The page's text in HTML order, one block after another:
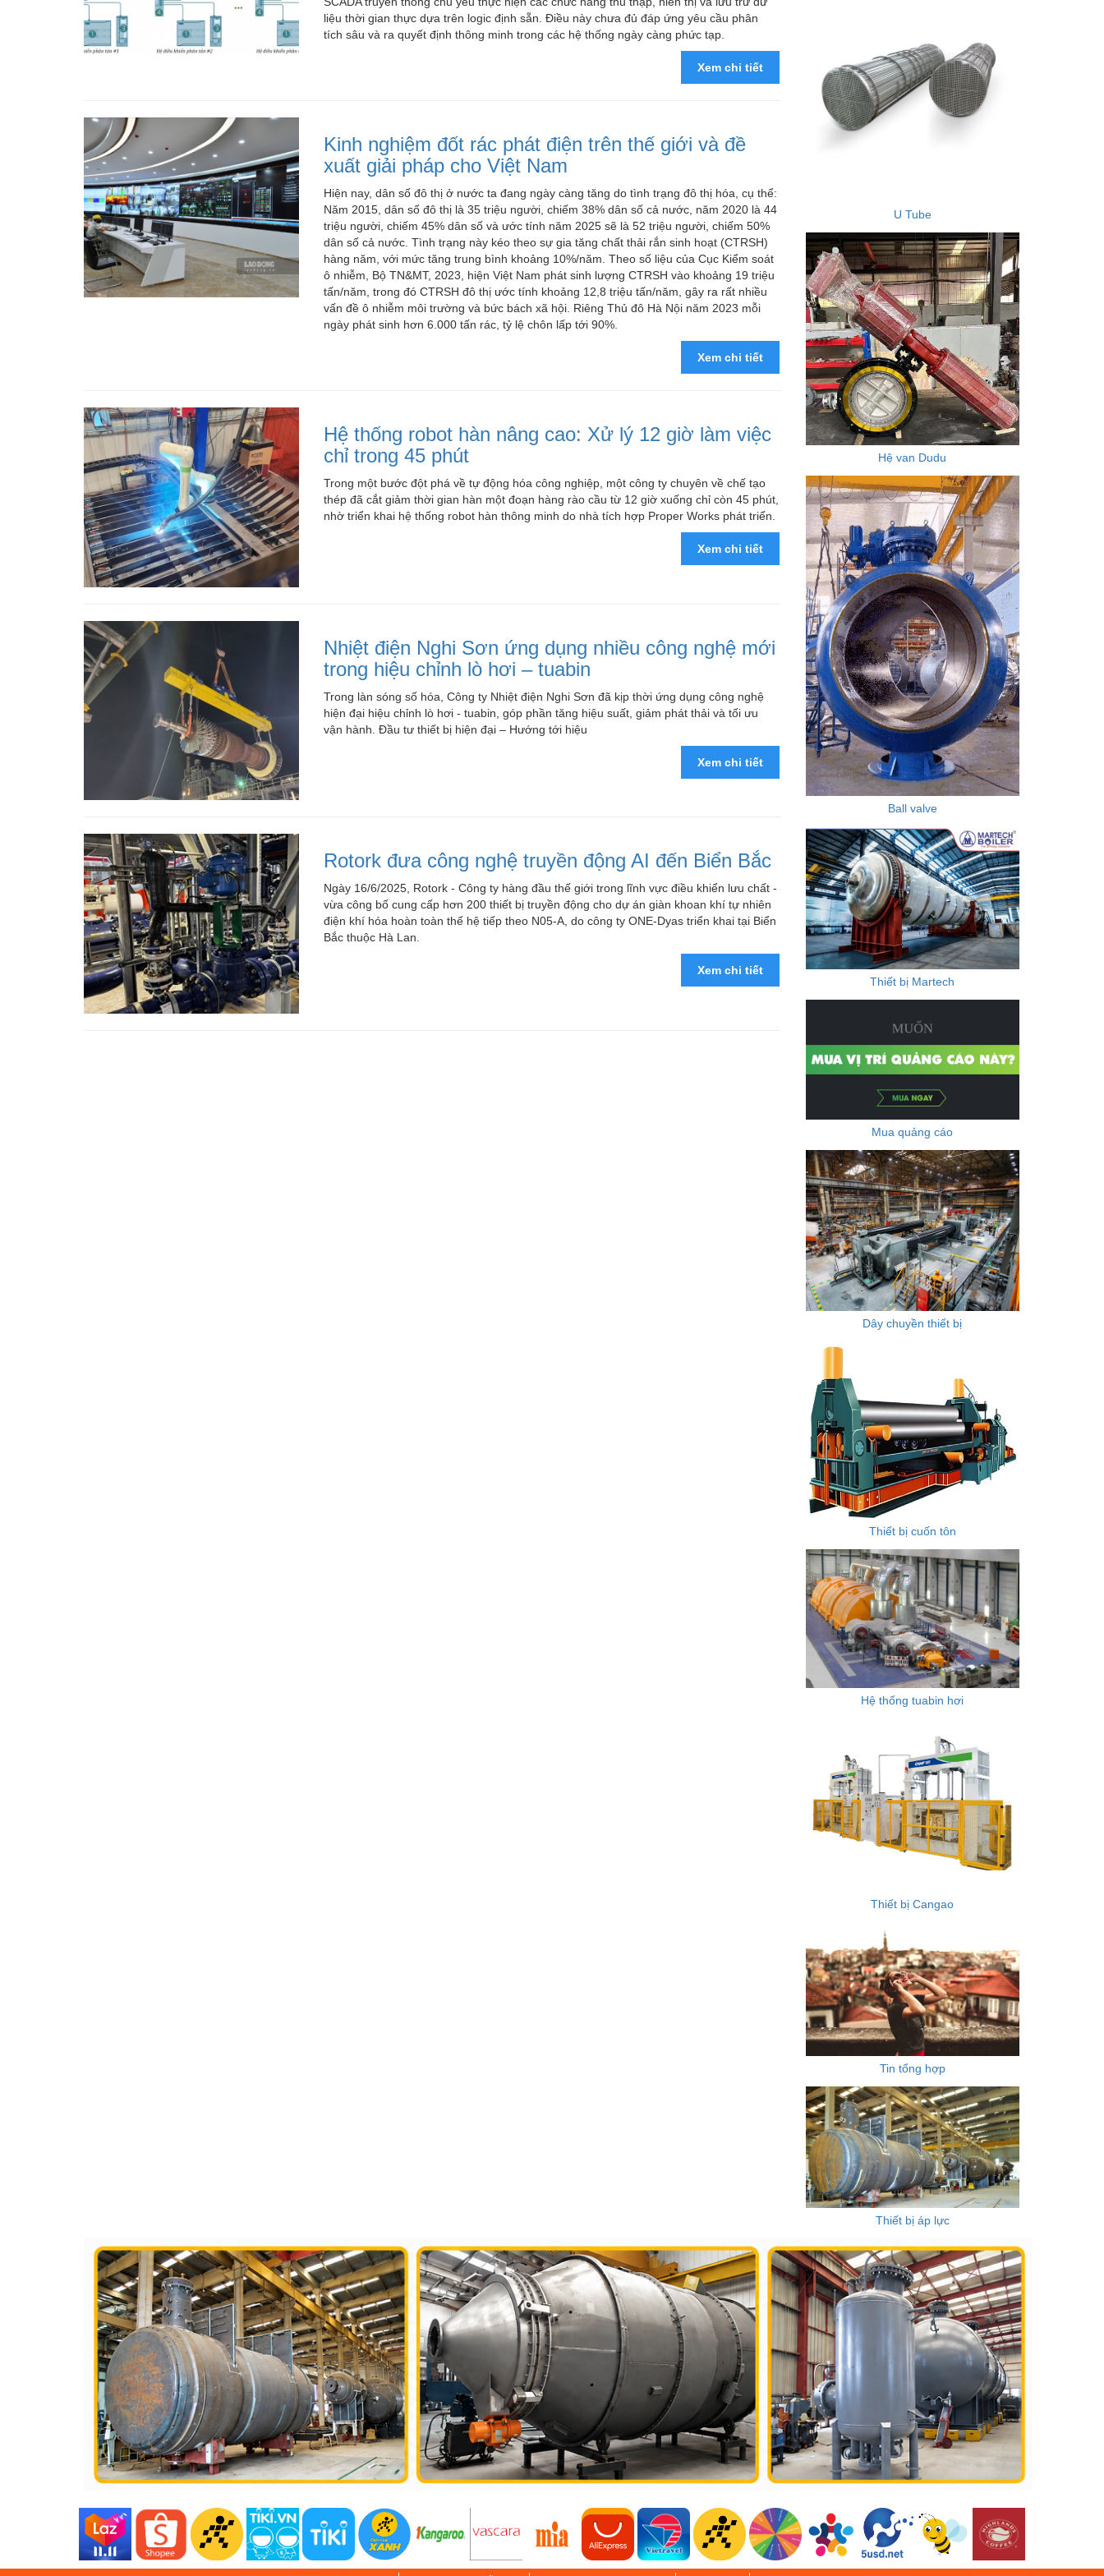
Linh kiện
Tìm đại lý phân phối
Tìm đại lý phân phối
Tìm đại lý phân phối chiết khấu cao
Dịch vụ bảo trì
Vật liệu xây dựng
Vật liệu xây dựng
Vật liệu xây dựng
Đồ cũ
Mua bán xe
Bất động sản
Bất động sản
Nhà đất
Cho thuê
liệu thời gian thực dựa trên logic định sẵn. Điều này chưa đủ đáp ứng yêu cầu phân
tích sâu và ra quyết định thông minh trong các hệ thống ngày càng phức tạp.
Xem chi tiết
Kinh nghiệm đốt rác phát điện trên thế giới và đề
xuất giải pháp cho Việt Nam
Hiện nay, dân số đô thị ở nước ta đang ngày càng tăng do tình trạng đô thị hóa, cụ thể:
Năm 2015, dân số đô thị là 35 triệu người, chiếm 38% dân số cả nước, năm 2020 là 44
triệu người, chiếm 45% dân số và ước tính năm 2025 sẽ là 52 triệu người, chiếm 50%
dân số cả nước. Tình trạng này kéo theo sự gia tăng chất thải rắn sinh hoạt (CTRSH)
hàng năm, với mức tăng trung bình khoảng 10%/năm. Theo số liệu của Cục Kiểm soát
ô nhiễm, Bộ TN&MT, 2023, hiện Việt Nam phát sinh lượng CTRSH vào khoảng 19 triệu
tấn/năm, trong đó CTRSH đô thị ước tính khoảng 12,8 triệu tấn/năm, gây ra rất nhiều
vấn đề ô nhiễm môi trường và bức bách xã hội. Riêng Thủ đô Hà Nội năm 2023 mỗi
ngày phát sinh hơn 6.000 tấn rác, tỷ lệ chôn lấp tới 90%.
Xem chi tiết
Hệ thống robot hàn nâng cao: Xử lý 12 giờ làm việc
chỉ trong 45 phút
Trong một bước đột phá về tự động hóa công nghiệp, một công ty chuyên về chế tạo
thép đã cắt giảm thời gian hàn một đoạn hàng rào cầu từ 12 giờ xuống chỉ còn 45 phút,
nhờ triển khai hệ thống robot hàn thông minh do nhà tích hợp Proper Works phát triển.
Xem chi tiết
Nhiệt điện Nghi Sơn ứng dụng nhiều công nghệ mới
trong hiệu chỉnh lò hơi – tuabin
Trong làn sóng số hóa, Công ty Nhiệt điện Nghi Sơn đã kịp thời ứng dụng công nghệ
hiện đại hiệu chỉnh lò hơi - tuabin, góp phần tăng hiệu suất, giảm phát thải và tối ưu
vận hành. Đầu tư thiết bị hiện đại – Hướng tới hiệu
Xem chi tiết
Rotork đưa công nghệ truyền động AI đến Biển Bắc
Ngày 16/6/2025, Rotork - Công ty hàng đầu thế giới trong lĩnh vực điều khiển lưu chất -
vừa công bố cung cấp hơn 200 thiết bị truyền động cho dự án giàn khoan khí tự nhiên
điện khí hóa hoàn toàn thế hệ tiếp theo N05-A, do công ty ONE-Dyas triển khai tại Biển
Bắc thuộc Hà Lan.
Xem chi tiết
U Tube
Hệ van Dudu
Ball valve
Thiết bị Martech
Mua quảng cáo
Dây chuyền thiết bị
Thiết bị cuốn tôn
Hệ thống tuabin hơi
Thiết bị Cangao
Tin tổng hợp
Thiết bị áp lực